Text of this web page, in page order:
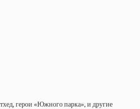
герои «Южного парка», и другие